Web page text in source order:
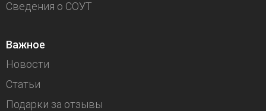
Сведения о СОУТ
Важное
Новости
Статьи
Подарки за отзывы